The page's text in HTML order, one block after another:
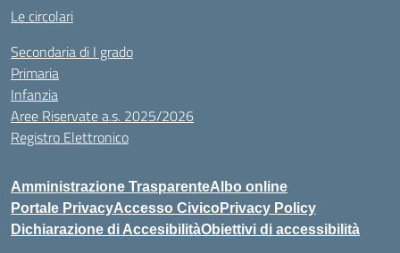
Le circolari
Secondaria di I grado
Primaria
Infanzia
Aree Riservate a.s. 2025/2026
Registro Elettronico
Amministrazione TrasparenteAlbo online
Portale PrivacyAccesso Civico Privacy Policy
Dichiarazione di AccesibilitàObiettivi di accessibilità